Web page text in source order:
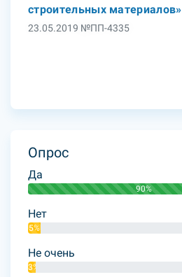
строительных материалов»
23.05.2019 №ПП-4335
Опрос
Да
90%
Нет
5%
Не очень
3%